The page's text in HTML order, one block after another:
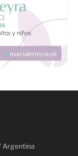
Argentina